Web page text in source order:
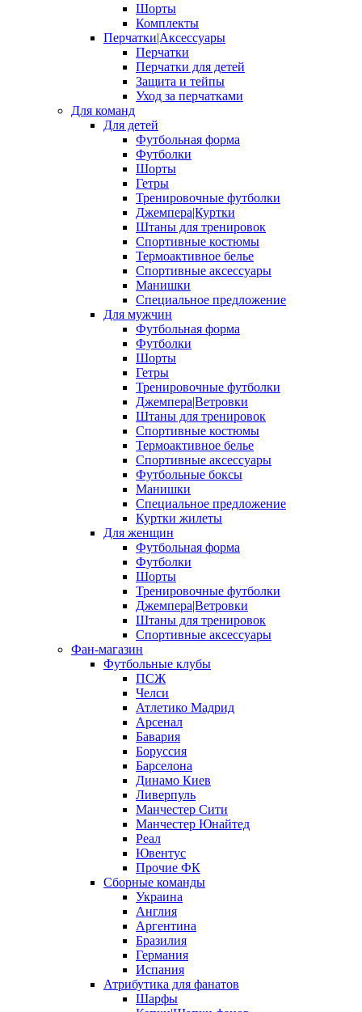
Шорты
Комплекты
Перчатки|Аксессуары
Перчатки
Перчатки для детей
Защита и тейпы
Уход за перчатками
Для команд
Для детей
Футбольная форма
Футболки
Шорты
Гетры
Тренировочные футболки
Джемпера|Куртки
Штаны для тренировок
Спортивные костюмы
Термоактивное белье
Спортивные аксессуары
Манишки
Специальное предложение
Для мужчин
Футбольная форма
Футболки
Шорты
Гетры
Тренировочные футболки
Джемпера|Ветровки
Штаны для тренировок
Спортивные костюмы
Термоактивное белье
Спортивные аксессуары
Футбольные боксы
Манишки
Специальное предложение
Куртки жилеты
Для женщин
Футбольная форма
Футболки
Шорты
Тренировочные футболки
Джемпера|Ветровки
Штаны для тренировок
Спортивные аксессуары
Фан-магазин
Футбольные клубы
ПСЖ
Челси
Атлетико Мадрид
Арсенал
Бавария
Боруссия
Барселона
Динамо Киев
Ливерпуль
Манчестер Сити
Манчестер Юнайтед
Реал
Ювентус
Прочие ФК
Сборные команды
Украина
Англия
Аргентина
Бразилия
Германия
Испания
Атрибутика для фанатов
Шарфы